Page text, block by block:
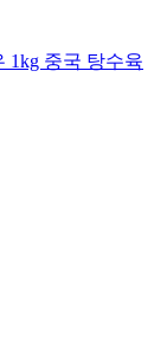
1kg 중국 탕수육